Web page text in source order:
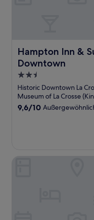
Hampton Inn &
Downtown
Hampton Inn &
2.5-
Sterne-
Unterkunft
Historic Downtown La
Museum of La Crosse
9.6
9,6/10